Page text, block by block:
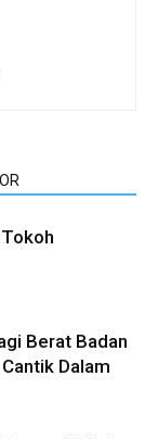
Berat Badan
Dalam